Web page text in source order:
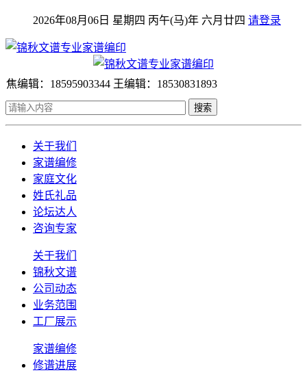
2026年08月06日 星期四 丙午(马)年 六月廿四 请登录
焦编辑：18595903344 王编辑：18530831893
搜索
关于我们
家谱编修
家庭文化
姓氏礼品
论坛达人
咨询专家
关于我们
锦秋文谱
公司动态
业务范围
工厂展示
家谱编修
修谱进展